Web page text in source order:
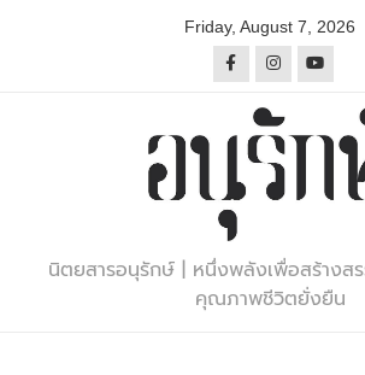
Friday, August 7, 2026
นิตยสารอนุรักษ์ | หนึ่งพลังเพื่อสร้างส
คุณภาพชีวิตยั่งยืน